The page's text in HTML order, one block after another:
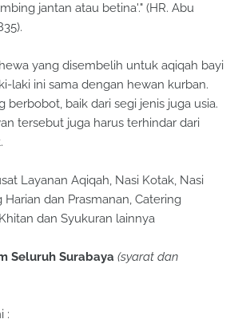
jantan atau betina'." (HR. Abu
yang disembelih untuk aqiqah bayi
laki ini sama dengan hewan kurban.
berbobot, baik dari segi jenis juga usia.
tersebut juga harus terhindar dari
Layanan Aqiqah, Nasi Kotak, Nasi
dan Prasmanan, Catering
dan Syukuran lainnya
Seluruh Surabaya (syarat dan
: